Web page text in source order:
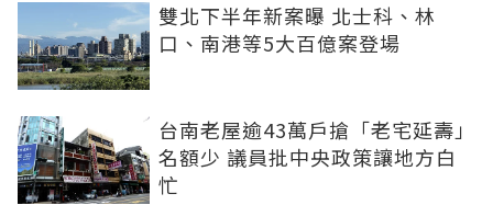
雙北下半年新案曝 北士科、林
口、南港等5大百億案登場
台南老屋逾43萬戶搶「老宅延壽」
名額少 議員批中央政策讓地方白
忙